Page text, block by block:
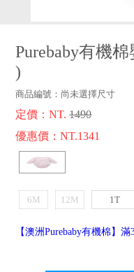
客服專區
Purebaby有機
)
商品編號： 尚未選擇尺寸
定價：NT.1490
優惠價：NT.1341
6M 12M 1T
【澳洲Purebaby有機棉】